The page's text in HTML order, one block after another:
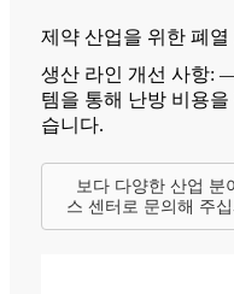
제약 산업을 위한 폐열
생산 라인 개선 사항:
템을 통해 난방 비용
습니다.
보다 다양한 산업 분
스 센터로 문의해 주십